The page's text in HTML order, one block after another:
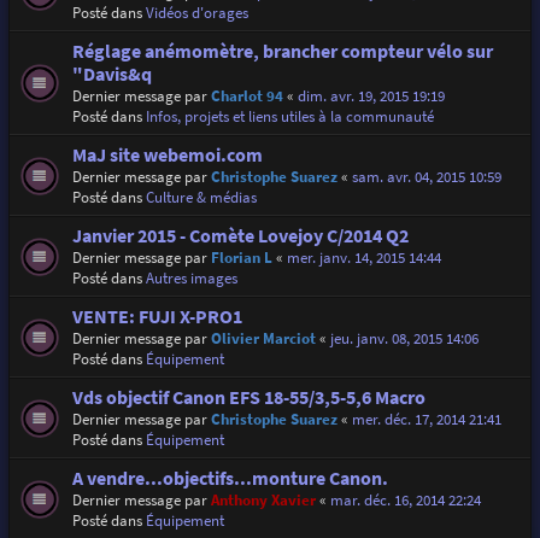
Posté dansVidéos d'orages
Réglage anémomètre, brancher compteur vélo sur
"Davis&q
Dernier message parCharlot 94« dim. avr. 19, 2015 19:19
Posté dans Infos, projets et liens utiles à la communauté
MaJ site webemoi.com
Dernier message parChristophe Suarez« sam. avr. 04, 2015 10:59
Posté dansCulture & médias
Janvier 2015 - Comète Lovejoy C/2014 Q2
Dernier message par Florian L« mer. janv. 14, 2015 14:44
Posté dansAutres images
VENTE: FUJI X-PRO1
Dernier message parOlivier Marciot« jeu. janv. 08, 2015 14:06
Posté dans Équipement
Vds objectif Canon EFS 18-55/3,5-5,6 Macro
Dernier message parChristophe Suarez« mer. déc. 17, 2014 21:41
Posté dans Équipement
A vendre...objectifs...monture Canon.
Dernier message parAnthony Xavier« mar. déc. 16, 2014 22:24
Posté dans Équipement